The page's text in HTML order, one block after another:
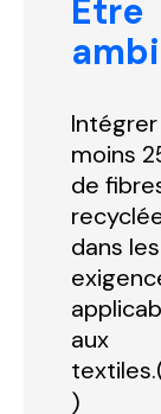
normes de
éliminer
production.
plus élevé
et
au
chimiques.(
Etre
Intégrer
moins
de
dans les
aux
)